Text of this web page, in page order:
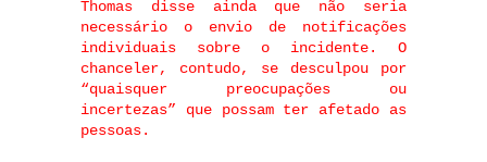
Thomas disse ainda que não seria
necessário o envio de notificações
individuais sobre o incidente. O
chanceler, contudo, se desculpou por
“quaisquer preocupações ou
incertezas” que possam ter afetado as
pessoas.